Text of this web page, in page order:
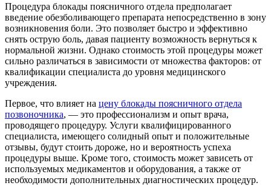
Процедура блокады поясничного отдела предполагает
введение обезболивающего препарата непосредственно в зону
возникновения боли. Это позволяет быстро и эффективно
снять острую боль, давая пациенту возможность вернуться к
нормальной жизни. Однако стоимость этой процедуры может
сильно различаться в зависимости от множества факторов: от
квалификации специалиста до уровня медицинского
учреждения.
Первое, что влияет на цену блокады поясничного отдела
позвоночника, — это профессионализм и опыт врача,
проводящего процедуру. Услуги квалифицированного
специалиста, имеющего солидный опыт и положительные
отзывы, будут стоить дороже, но и вероятность успеха
процедуры выше. Кроме того, стоимость может зависеть от
используемых медикаментов и оборудования, а также от
необходимости дополнительных диагностических процедур.